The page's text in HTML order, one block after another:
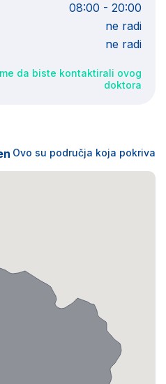
08:00 - 20:00
ne radi
ne radi
da biste kontaktirali ovog
doktora
Ovo su područja koja pokriva